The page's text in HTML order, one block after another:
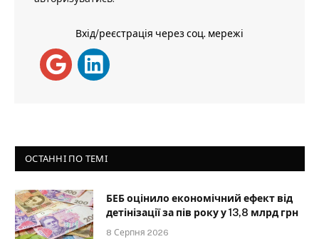
Вхід/реєстрація через соц. мережі
ОСТАННІ ПО ТЕМІ
БЕБ оцінило економічний ефект від
детінізації за пів року у 13,8 млрд грн
8 Серпня 2026